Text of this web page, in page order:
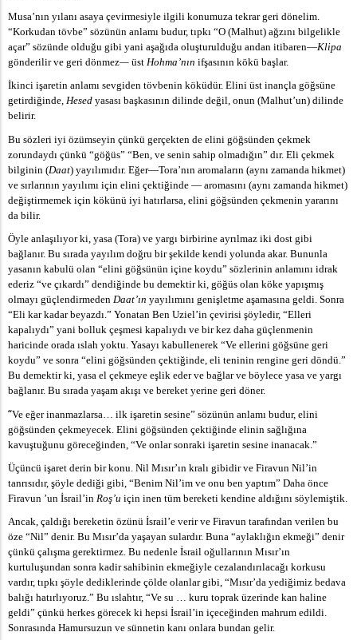
Musa’nın yılanı asaya çevirmesiyle ilgili konumuza tekrar geri dönelim.
“Korkudan tövbe” sözünün anlamı budur, tıpkı “O (Malhut) ağzını bilgelikle
açar” sözünde olduğu gibi yani aşağıda oluşturulduğu andan itibaren—Klipa
gönderilir ve geri dönmez— üst Hohma’nın ifşasının kökü başlar.
İkinci işaretin anlamı sevgiden tövbenin köküdür. Elini üst inançla göğsüne
getirdiğinde, Hesed yasası başkasının dilinde değil, onun (Malhut’un) dilinde
belirir.
Bu sözleri iyi özümseyin çünkü gerçekten de elini göğsünden çekmek
zorundaydı çünkü “göğüs” “Ben, ve senin sahip olmadığın” dır. Eli çekmek
bilginin (Daat) yayılımıdır. Eğer—Tora’nın aromaların (aynı zamanda hikmet)
ve sırlarının yayılımı için elini çektiğinde — aromasını (aynı zamanda hikmet)
değiştirmemek için kökünü iyi hatırlarsa, elini göğsünden çekmenin yararını
da bilir.
Öyle anlaşılıyor ki, yasa (Tora) ve yargı birbirine ayrılmaz iki dost gibi
bağlanır. Bu sırada yayılım doğru bir şekilde kendi yolunda akar. Bununla
yasanın kabulü olan “elini göğsünün içine koydu” sözlerinin anlamını idrak
ederiz “ve çıkardı” dendiğinde bu demektir ki, göğüs olan köke yapışmış
olmayı güçlendirmeden Daat’ın yayılımını genişletme aşamasına geldi. Sonra
“Eli kar kadar beyazdı.” Yonatan Ben Uziel’in çevirisi şöyledir, “Elleri
kapalıydı” yani bolluk çeşmesi kapalıydı ve bir kez daha güçlenmenin
haricinde orada ıslah yoktu. Yasayı kabullenerek “Ve ellerini göğsüne geri
koydu” ve sonra “elini göğsünden çektiğinde, eli teninin rengine geri döndü.”
Bu demektir ki, yasa el çekmeye eşlik eder ve bağlar ve böylece yasa ve yargı
bağlanır. Bu sırada yaşam akışı ve bereket yerine geri döner.
“Ve eğer inanmazlarsa… ilk işaretin sesine” sözünün anlamı budur, elini
göğsünden çekmeyecek. Elini göğsünden çektiğinde elinin sağlığına
kavuştuğunu göreceğinden, “Ve onlar sonraki işaretin sesine inanacak.”
Üçüncü işaret derin bir konu. Nil Mısır’ın kralı gibidir ve Firavun Nil’in
tanrısıdır, şöyle dediği gibi, “Benim Nil’im ve onu ben yaptım” Daha önce
Firavun ’un İsrail’in Roş’u için inen tüm bereketi kendine aldığını söylemiştik.
Ancak, çaldığı bereketin özünü İsrail’e verir ve Firavun tarafından verilen bu
öze “Nil” denir. Bu Mısır’da yaşayan sulardır. Buna “aylaklığın ekmeği” denir
çünkü çalışma gerektirmez. Bu nedenle İsrail oğullarının Mısır’ın
kurtuluşundan sonra kadir sahibinin ekmeğiyle cezalandırılacağı korkusu
vardır, tıpkı şöyle dediklerinde çölde olanlar gibi, “Mısır’da yediğimiz bedava
balığı hatırlıyoruz.” Bu ıslahtır, “Ve su … kuru toprak üzerinde kan haline
geldi” çünkü herkes görecek ki hepsi İsrail’in içeceğinden mahrum edildi.
Sonrasında Hamursuzun ve sünnetin kanı onlara bundan gelir.